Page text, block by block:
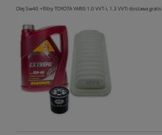
Olej 5w40 +filtry TOYOTA YARIS 1.0 VVT-i, 1.3 VVTi dostawa gratis